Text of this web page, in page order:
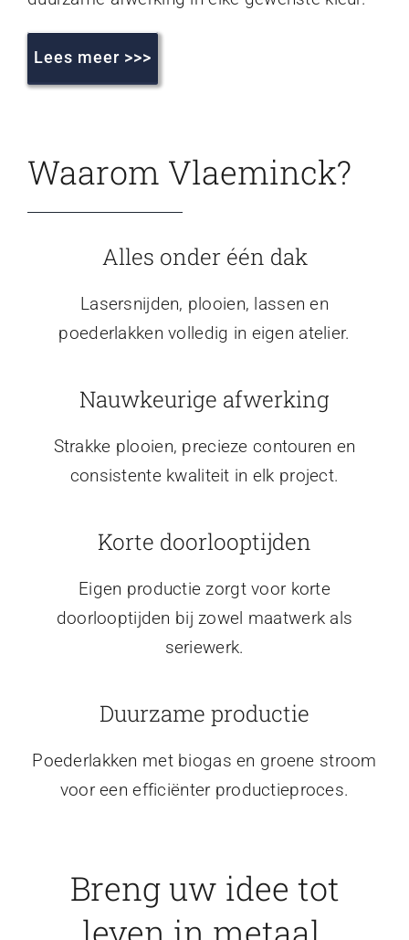
Lees meer >>>
Waarom Vlaeminck?
Alles onder één dak
Lasersnijden, plooien, lassen en
poederlakken volledig in eigen atelier.
Nauwkeurige afwerking
Strakke plooien, precieze contouren en
consistente kwaliteit in elk project.
Korte doorlooptijden
Eigen productie zorgt voor korte
doorlooptijden bij zowel maatwerk als
seriewerk.
Duurzame productie
Poederlakken met biogas en groene stroom
voor een efficiënter productieproces.
Breng uw idee tot